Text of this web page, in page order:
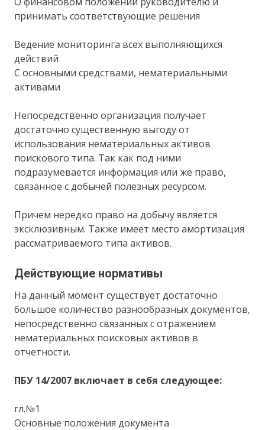
принимать соответствующие решения
Ведение мониторинга всех выполняющихся
действий
С основными средствами, нематериальными
активами
Непосредственно организация получает
достаточно существенную выгоду от
использования нематериальных активов
поискового типа. Так как под ними
подразумевается информация или же право,
связанное с добычей полезных ресурсом.
Причем нередко право на добычу является
эксклюзивным. Также имеет место амортизация
рассматриваемого типа активов.
Действующие нормативы
На данный момент существует достаточно
большое количество разнообразных документов,
непосредственно связанных с отражением
нематериальных поисковых активов в
отчетности.
ПБУ 14/2007 включает в себя следующее:
гл.№1
Основные положения документа